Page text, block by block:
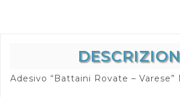
Adesivo “Battaini Rovate – Varese”